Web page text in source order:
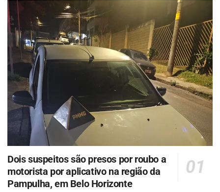
Dois suspeitos são presos por roubo a
motorista por aplicativo na região da
Pampulha, em Belo Horizonte